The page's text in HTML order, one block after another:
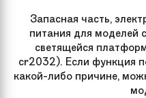
Запасная часть,
питания для моделей
светящейся
cr2032). Если функция
какой-либо причине,